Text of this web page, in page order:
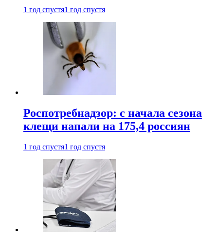
1 год спустя1 год спустя
Роспотребнадзор: с начала сезона
клещи напали на 175,4 россиян
1 год спустя1 год спустя